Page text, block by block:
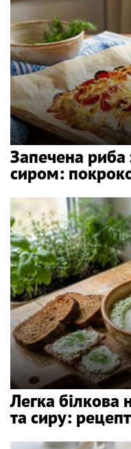
Запечена риба
сиром:
Легка білкова
та сиру: рецепт